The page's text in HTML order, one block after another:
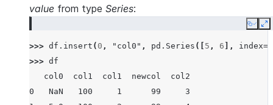
0   100     1      99     3
value from type Series:
Copy
>>> df . insert ( 0 , "col0" , pd . Series ([ 5 , 6 ], index=
>>> df
   col0  col1  col1  newcol  col2
0   NaN   100     1      99     3